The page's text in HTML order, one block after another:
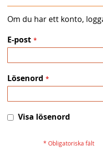
Om du har ett konto,
E-post
Lösenord
Visa lösenord